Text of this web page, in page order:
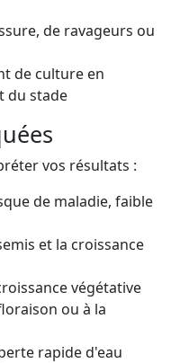
de ravageurs ou
de culture en
du stade
vos résultats :
de maladie, faible
et la croissance
végétative
ou à la
rapide d'eau